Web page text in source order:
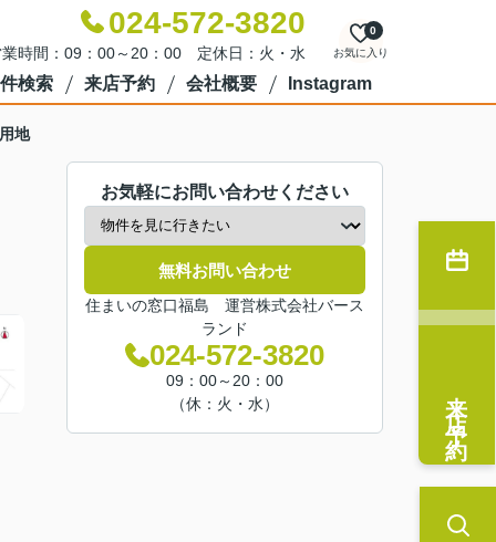
024-572-3820
時間：09：00～20：00 定休日：火・水 お気に入り
0
検索 来店予約 会社概要 Instagram
地
お気軽にお問い合わせください
無料お問い合わせ
住まいの窓口福島 運営株式会社バース
ランド
024-572-3820
09：00～20：00
（休：火・水）
来店予約